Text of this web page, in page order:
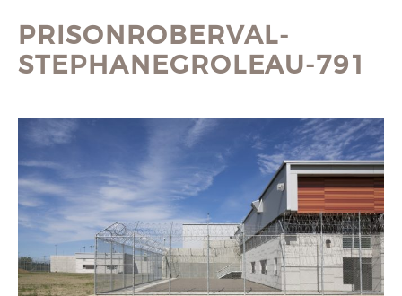
PRISONROBERVAL-
STEPHANEGROLEAU-791